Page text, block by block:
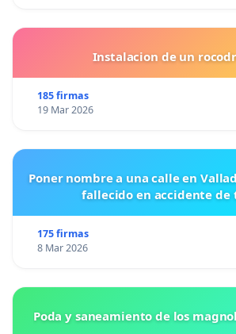
Instalacion de un
185 firmas
19 Mar 2026
Poner nombre a una calle en
fallecido en accidente de
175 firmas
8 Mar 2026
Poda y saneamiento de los